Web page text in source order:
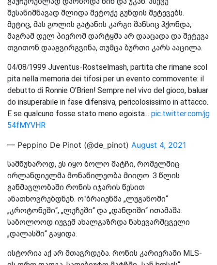
შესანიშნავად შლიდა მეტოქე გუნდის შეტევებს.
მეტიც, მას გოლის გატანის კარგი შანსიც ჰქონდა,
მაგრამ დელ პიერომ დარტყმა არ დააცადა და შეტევა
თვითონ დააგვირგვინა, თუმცა ბურთი კარს ააცილა.
04/08/1999 Juventus-Rostselmash, partita che rimane scol
pita nella memoria dei tifosi per un evento commovente: il
debutto di Ronnie O'Brien! Sempre nel vivo del gioco, baluar
do insuperabile in fase difensiva, pericolosissimo in attacco.
E se qualcuno fosse stato meno egoista... pic.twitter.com/jg
54fMYVHR
— Peppino De Pinot (@de_pinot) August 4, 2021
სამწუხაროდ, ეს იყო ბოლო მატჩი, რომელშიც
ირლანდიელმა მონაწილეობა მიიღო. 3 წლის
განმავლობაში რონის იჯარის წესით
ანათხოვრებდნენ. ო’ბრაიენმა „ლუგანოში“
„კროტონეში“, „ლეჩეში“ და „დანდიში“ ითამაშა.
საბოლოოდ იუვემ ახალგაზრდა ნახევარმცველი
„დალასში“ გაყიდა.
ისტორია აქ არ მთავრდება. რონის კარიერაში MLS-